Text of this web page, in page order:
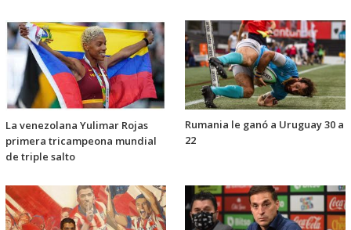
La venezolana Yulimar Rojas
primera tricampeona mundial
de triple salto
Rumania le ganó a Uruguay 30 a
22